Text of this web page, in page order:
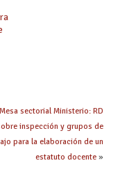
Mesa sectorial Ministerio: RD
inspección y grupos de
para la elaboración de un
estatuto docente»